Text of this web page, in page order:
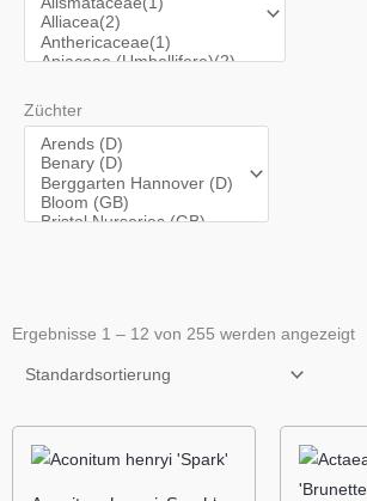
Züchter
Ergebnisse 1 – 12 von 255 werden angezeigt